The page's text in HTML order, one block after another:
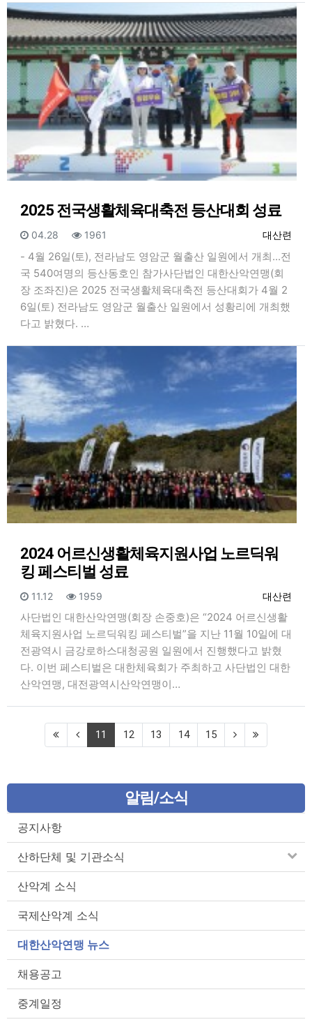
2025 전국생활체육대축전 등산대회 성료
등록자
대산련
등록일
04.28 조회
1961
- 4월 26일(토), 전라남도 영암군 월출산 일원에서 개최...전
국 540여명의 등산동호인 참가사단법인 대한산악연맹(회
장 조좌진)은 2025 전국생활체육대축전 등산대회가 4월 2
6일(토) 전라남도 영암군 월출산 일원에서 성황리에 개최했
다고 밝혔다. …
2024 어르신생활체육지원사업 노르딕워
킹 페스티벌 성료
등록자
대산련
등록일
11.12 조회
1959
사단법인 대한산악연맹(회장 손중호)은 “2024 어르신생활
체육지원사업 노르딕워킹 페스티벌”을 지난 11월 10일에 대
전광역시 금강로하스대청공원 일원에서 진행했다고 밝혔
다. 이번 페스티벌은 대한체육회가 주최하고 사단법인 대한
산악연맹, 대전광역시산악연맹이…
11 (current)
12 13 14 15
알림/소식
공지사항
산하단체 및 기관소식
산악계 소식
국제산악계 소식
대한산악연맹 뉴스
채용공고
중계일정